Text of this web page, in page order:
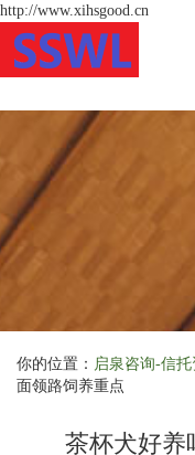
http://www.xihsgood.cn
你的位置： 启泉咨询-信
面领路饲养重点
茶杯犬好养